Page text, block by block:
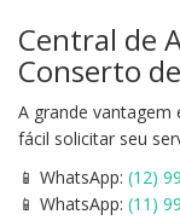
Central de
Conserto
A grande vantagem
fácil solicitar seu
📱 WhatsApp: (12)
📱 WhatsApp: (11)